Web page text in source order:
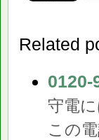
Related
0120-
守電
この